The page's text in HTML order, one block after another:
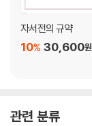
옮긴이의 말 351
도라 마르 연보 359
자서전의 규약
30,600원
10%
관련 분류